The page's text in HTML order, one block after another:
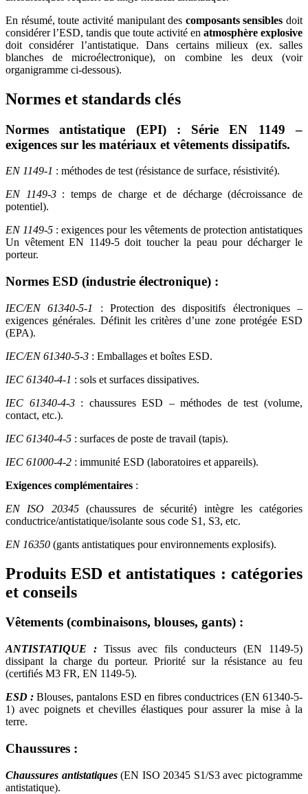
En résumé, toute activité manipulant des composants sensibles doit
considérer l’ESD, tandis que toute activité en atmosphère explosive
doit considérer l’antistatique. Dans certains milieux (ex. salles
blanches de microélectronique), on combine les deux (voir
organigramme ci-dessous).
Normes et standards clés
Normes antistatique (EPI): SérieEN 1149 –
exigences sur les matériaux et vêtements dissipatifs.
EN 1149-1 : méthodes de test (résistance de surface, résistivité).
EN 1149-3: temps de charge et de décharge (décroissance de
potentiel).
EN 1149-5 : exigences pour les vêtements de protection antistatiques
Un vêtement EN 1149-5 doit toucher la peau pour décharger le
porteur.
Normes ESD (industrie électronique) :
IEC/EN 61340-5-1
: Protection des dispositifs électroniques –
exigences générales. Définit les critères d’une zone protégée ESD
(EPA).
IEC/EN 61340-5-3 : Emballages et boîtes ESD.
IEC 61340-4-1 : sols et surfaces dissipatives.
IEC 61340-4-3: chaussures ESD – méthodes de test (volume,
contact, etc.).
IEC 61340-4-5 : surfaces de poste de travail (tapis).
IEC 61000-4-2 : immunité ESD (laboratoires et appareils).
Exigences complémentaires :
EN ISO 20345(chaussures de sécurité) intègre les catégories
conductrice/antistatique/isolante sous code S1, S3, etc.
EN 16350 (gants antistatiques pour environnements explosifs).
Produits ESD et antistatiques : catégories
et conseils
Vêtements (combinaisons, blouses, gants) :
ANTISTATIQUE : Tissus avec fils conducteurs (EN 1149-5)
dissipant la charge du porteur. Priorité sur la résistance au feu
(certifiés M3 FR, EN 1149-5).
ESD : Blouses, pantalons ESD en fibres conductrices (EN 61340-5-
1) avec poignets et chevilles élastiques pour assurer la mise à la
terre.
Chaussures :
Chaussures antistatiques(EN ISO 20345 S1/S3 avec pictogramme
antistatique).